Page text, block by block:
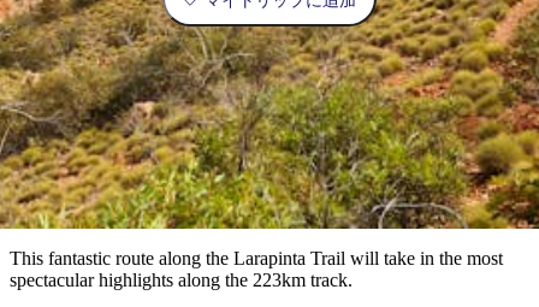
ョ
ン
エ
リ
ア
い
場
所
ア
ウ
ト
バ
旅
行
タ
イ
プ
現
予
約
実
用
的
な
情
This fantastic route along the Larapinta Trail will take in the most
spectacular highlights along the 223km track.